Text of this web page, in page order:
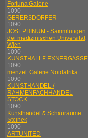
Fortuna Galerie
1090
GERERSDORFER
1090
JOSEPHINUM - Sammlungen
der medizinischen Universität
Wien
1090
KUNSTHALLE EXNERGASSE
1090
menzel. Galerie Nordafrika
1090
KUNSTHANDEL /
RAHMENFACHHANDEL
STOCK
1090
Kunsthandel & Schauräume
Steinek
1090
ARTUNITED